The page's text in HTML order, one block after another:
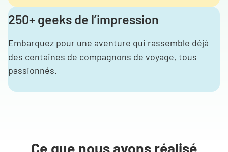
250+ geeks de l’impression
Embarquez pour une aventure qui rassemble déjà
des centaines de compagnons de voyage, tous
passionnés.
Ce que nous avons réalisé